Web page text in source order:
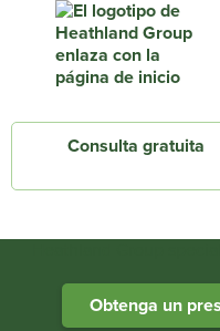
Consulta gratuita
Obtenga un